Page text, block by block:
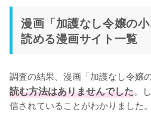
漫画「加護なし令嬢の
読める漫画サイト一覧
調査の結果、漫画「加護なし令嬢
読む方法はありませんでした。
信されていることがわかりました。